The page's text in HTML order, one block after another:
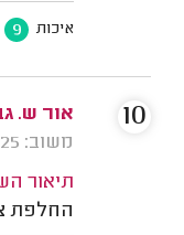
איכות 9
אור ש.
משוב: 27/01/2025
תיאור
החלפת
10